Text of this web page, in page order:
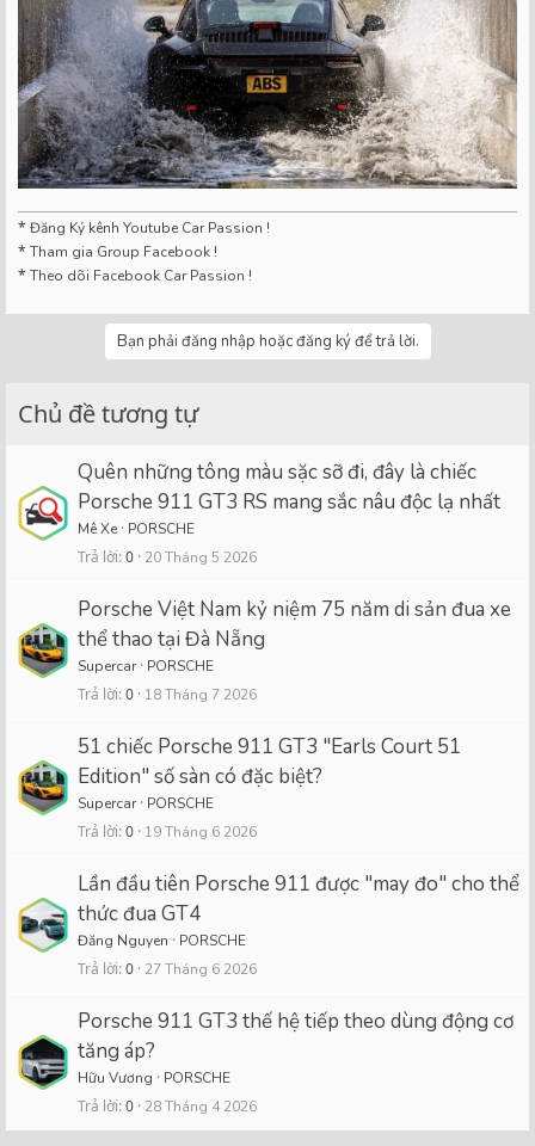
* Đăng Ký kênh Youtube Car Passion !
* Tham gia Group Facebook !
* Theo dõi Facebook Car Passion !
Bạn phải đăng nhập hoặc đăng ký để trả lời.
Chủ đề tương tự
Quên những tông màu sặc sỡ đi, đây là chiếc
Porsche 911 GT3 RS mang sắc nâu độc lạ nhất
Mê Xe PORSCHE
Trả lời 0 20 Tháng 5 2026
Porsche Việt Nam kỷ niệm 75 năm di sản đua xe
thể thao tại Đà Nẵng
Supercar PORSCHE
Trả lời 0 18 Tháng 7 2026
51 chiếc Porsche 911 GT3 "Earls Court 51
Edition" số sàn có đặc biệt?
Supercar PORSCHE
Trả lời 0 19 Tháng 6 2026
Lần đầu tiên Porsche 911 được "may đo" cho thể
thức đua GT4
Đăng Nguyen PORSCHE
Trả lời 0 27 Tháng 6 2026
Porsche 911 GT3 thế hệ tiếp theo dùng động cơ
tăng áp?
Hữu Vương PORSCHE
Trả lời 0 28 Tháng 4 2026